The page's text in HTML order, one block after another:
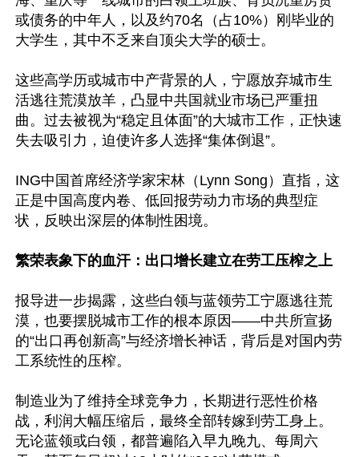
或债务的中年人，以及约70名（占10%）刚毕业的
大学生，其中不乏来自顶尖大学的硕士。
这些高学历或城市中产背景的人，宁愿放弃城市生
活逃往荒漠放羊，凸显中共国就业市场已严重扭
曲。过去被视为“稳定且体面”的大城市工作，正快速
失去吸引力，迫使许多人选择“集体倒退”。
ING中国首席经济学家宋林（Lynn Song）直指，这
正是中国高度内卷、低回报劳动力市场的典型症
状，反映出深层的体制性困境。
繁荣表象下的血汗：出口增长建立在劳工压榨之上
报导进一步揭露，这些白领与蓝领劳工宁愿逃往荒
漠，也要摆脱城市工作的根本原因——中共所宣扬
的“出口再创新高”与经济增长神话，背后是对国内劳
工系统性的压榨。
制造业为了维持全球竞争力，长期进行恶性价格
战，利润大幅压缩后，最终全部转嫁到劳工身上。
无论蓝领或白领，都普遍陷入早九晚九、每周六